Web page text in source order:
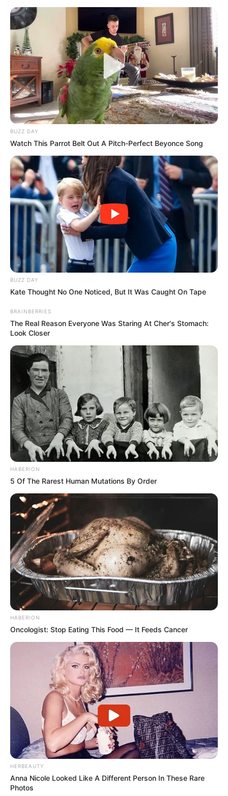
BUZZ DAY
Watch This Parrot Belt Out A Pitch-Perfect Beyonce Song
BUZZ DAY
Kate Thought No One Noticed, But It Was Caught On Tape
BRAINBERRIES
The Real Reason Everyone Was Staring At Cher's Stomach:
Look Closer
HABERION
5 Of The Rarest Human Mutations By Order
HABERION
Oncologist: Stop Eating This Food — It Feeds Cancer
HERBEAUTY
Anna Nicole Looked Like A Different Person In These Rare
Photos